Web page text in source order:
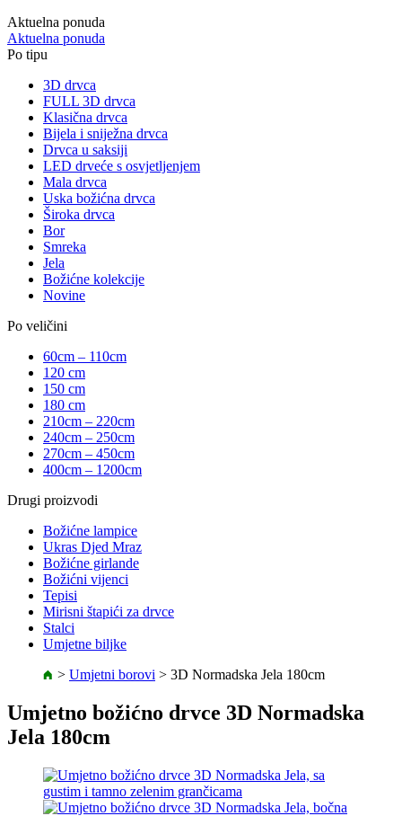
Aktuelna ponuda
Aktuelna ponuda
Po tipu
3D drvca
FULL 3D drvca
Klasična drvca
Bijela i sniježna drvca
Drvca u saksiji
LED drveće s osvjetljenjem
Mala drvca
Uska božićna drvca
Široka drvca
Bor
Smreka
Jela
Božićne kolekcije
Novine
Po veličini
60cm – 110cm
120 cm
150 cm
180 cm
210cm – 220cm
240cm – 250cm
270cm – 450cm
400cm – 1200cm
Drugi proizvodi
Božićne lampice
Ukras Djed Mraz
Božićne girlande
Božićni vijenci
Tepisi
Mirisni štapići za drvce
Stalci
Umjetne biljke
> Umjetni borovi > 3D Normadska Jela 180cm
Umjetno božićno drvce 3D Normadska
Jela 180cm